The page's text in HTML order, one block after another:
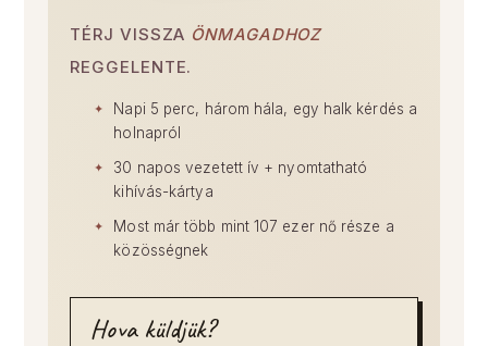
TÉRJ VISSZA ÖNMAGADHOZ
REGGELENTE.
Napi 5 perc, három hála, egy halk kérdés a
holnapról
30 napos vezetett ív + nyomtatható
kihívás-kártya
Most már több mint 107 ezer nő része a
közösségnek
Hova küldjük?